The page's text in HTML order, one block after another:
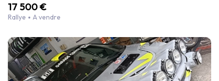
17 500 €
Rallye A vendre